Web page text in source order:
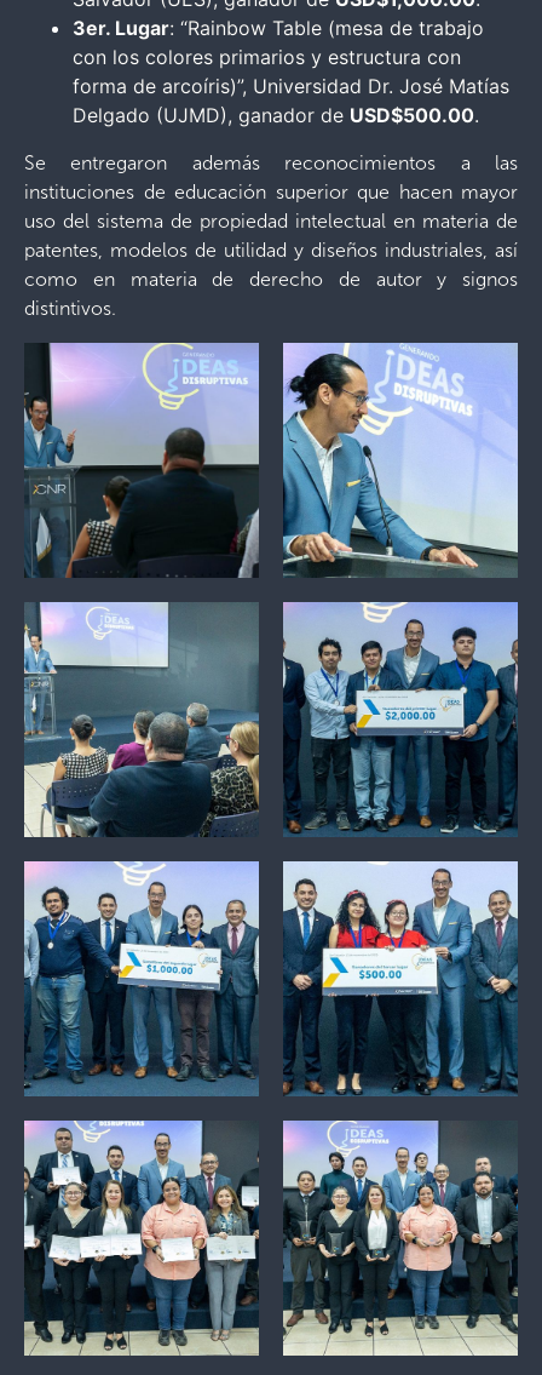
3er. Lugar: “Rainbow Table (mesa de trabajo
con los colores primarios y estructura con
forma de arcoíris)”, Universidad Dr. José Matías
Delgado (UJMD), ganador de USD$500.00.
Se entregaron además reconocimientos a las
instituciones de educación superior que hacen mayor
uso del sistema de propiedad intelectual en materia de
patentes, modelos de utilidad y diseños industriales, así
como en materia de derecho de autor y signos
distintivos.